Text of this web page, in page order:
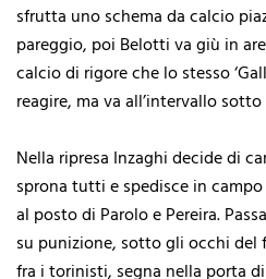
sfrutta uno schema da calcio
pareggio, poi Belotti va giù in
calcio di rigore che lo stesso
reagire, ma va all’intervallo
Nella ripresa Inzaghi decide di
sprona tutti e spedisce in
al posto di Parolo e Pereira.
su punizione, sotto gli occhi del
fra i torinisti, segna nella porta